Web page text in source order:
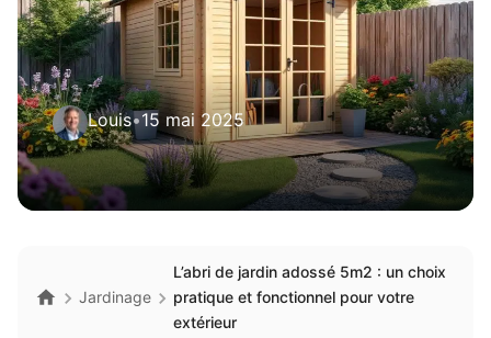
Louis•15 mai 2025
Jardinage
L’abri de jardin adossé 5m2 : un choix
pratique et fonctionnel pour votre
extérieur